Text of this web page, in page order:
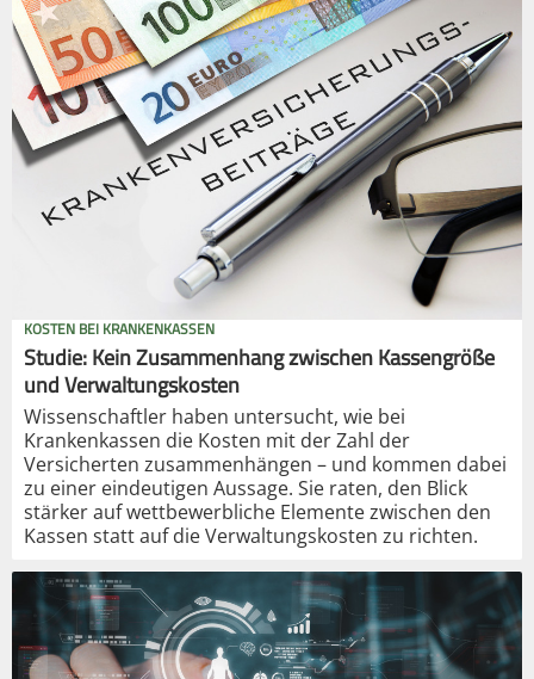
KOSTEN BEI KRANKENKASSEN
Studie: Kein Zusammenhang zwischen Kassengröße
und Verwaltungskosten
Wissenschaftler haben untersucht, wie bei
Krankenkassen die Kosten mit der Zahl der
Versicherten zusammenhängen – und kommen dabei
zu einer eindeutigen Aussage. Sie raten, den Blick
stärker auf wettbewerbliche Elemente zwischen den
Kassen statt auf die Verwaltungskosten zu richten.